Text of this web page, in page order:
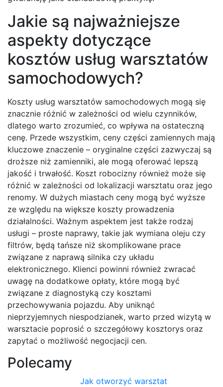
Jakie są najważniejsze
aspekty dotyczące
kosztów usług warsztatów
samochodowych?
Koszty usług warsztatów samochodowych mogą się
znacznie różnić w zależności od wielu czynników,
dlatego warto zrozumieć, co wpływa na ostateczną
cenę. Przede wszystkim, ceny części zamiennych mają
kluczowe znaczenie – oryginalne części zazwyczaj są
droższe niż zamienniki, ale mogą oferować lepszą
jakość i trwałość. Koszt robocizny również może się
różnić w zależności od lokalizacji warsztatu oraz jego
renomy. W dużych miastach ceny mogą być wyższe
ze względu na większe koszty prowadzenia
działalności. Ważnym aspektem jest także rodzaj
usługi – proste naprawy, takie jak wymiana oleju czy
filtrów, będą tańsze niż skomplikowane prace
związane z naprawą silnika czy układu
elektronicznego. Klienci powinni również zwracać
uwagę na dodatkowe opłaty, które mogą być
związane z diagnostyką czy kosztami
przechowywania pojazdu. Aby uniknąć
nieprzyjemnych niespodzianek, warto przed wizytą w
warsztacie poprosić o szczegółowy kosztorys oraz
zapytać o możliwość negocjacji cen.
Polecamy
Jak otworzyć warsztat